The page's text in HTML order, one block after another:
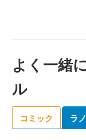
よく一緒
ル
コミック ラ